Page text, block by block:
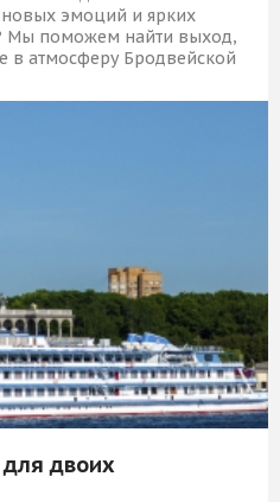
новых эмоций и ярких
Мы поможем найти выход,
в атмосферу Бродвейской
двоих